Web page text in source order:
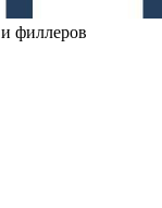
филлеров